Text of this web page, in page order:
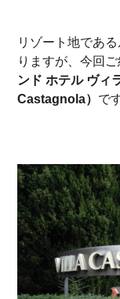
リゾート地であ
りますが、今回
ンド ホテル ヴィ
Castagnola） で